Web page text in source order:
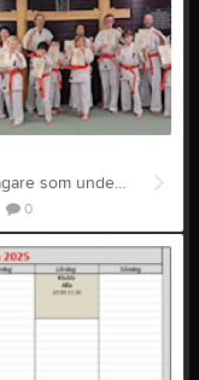
Osu! ETT STORT GRATTIS till ALLA Er deltagare som under veckans graderingar lyckades passera till en ny Kyu-grad. Är oerhört stolt över Er insats! Vill också rikta ett varmt tack till alla medverkande Senpai's och instruktörer! Domo Arigato Gozaimashita! Osu Shihan Johan
0